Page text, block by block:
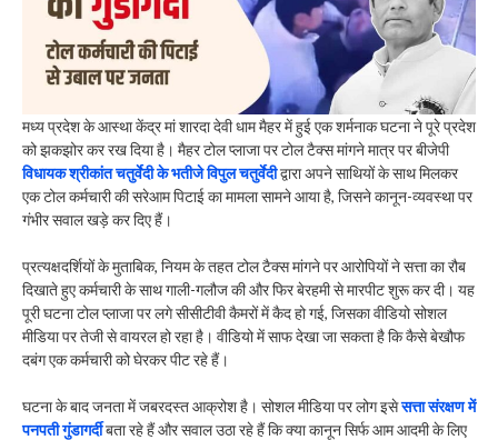
मध्य प्रदेश के आस्था केंद्र मां शारदा देवी धाम मैहर में हुई एक शर्मनाक घटना ने पूरे प्रदेश
को झकझोर कर रख दिया है। मैहर टोल प्लाजा पर टोल टैक्स मांगने मात्र पर बीजेपी
विधायक श्रीकांत चतुर्वेदी के भतीजे विपुल चतुर्वेदीद्वारा अपने साथियों के साथ मिलकर
एक टोल कर्मचारी की सरेआम पिटाई का मामला सामने आया है, जिसने कानून-व्यवस्था पर
गंभीर सवाल खड़े कर दिए हैं।
प्रत्यक्षदर्शियों के मुताबिक, नियम के तहत टोल टैक्स मांगने पर आरोपियों ने सत्ता का रौब
दिखाते हुए कर्मचारी के साथ गाली-गलौज की और फिर बेरहमी से मारपीट शुरू कर दी। यह
पूरी घटना टोल प्लाजा पर लगे सीसीटीवी कैमरों में कैद हो गई, जिसका वीडियो सोशल
मीडिया पर तेजी से वायरल हो रहा है। वीडियो में साफ देखा जा सकता है कि कैसे बेखौफ
दबंग एक कर्मचारी को घेरकर पीट रहे हैं।
घटना के बाद जनता में जबरदस्त आक्रोश है। सोशल मीडिया पर लोग इसेसत्ता संरक्षण में
पनपती गुंडागर्दीबता रहे हैं और सवाल उठा रहे हैं कि क्या कानून सिर्फ आम आदमी के लिए